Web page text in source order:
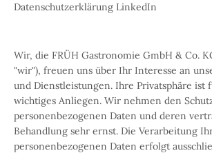
Datenschutzerklärung LinkedIn
Wir, die FRÜH Gastronomie GmbH & Co.
"wir"), freuen uns über Ihr Interesse an
und Dienstleistungen. Ihre Privatsphäre ist
wichtiges Anliegen. Wir nehmen den
personenbezogenen Daten und deren
Behandlung sehr ernst. Die Verarbeitung
personenbezogenen Daten erfolgt